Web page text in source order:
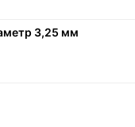
3,25 мм